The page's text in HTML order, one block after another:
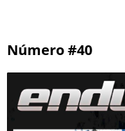
Número #40